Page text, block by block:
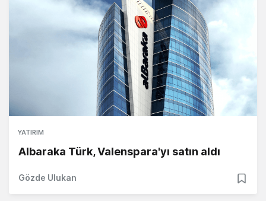
YATIRIM
Albaraka Türk, Valenspara'yı satın aldı
Gözde Ulukan